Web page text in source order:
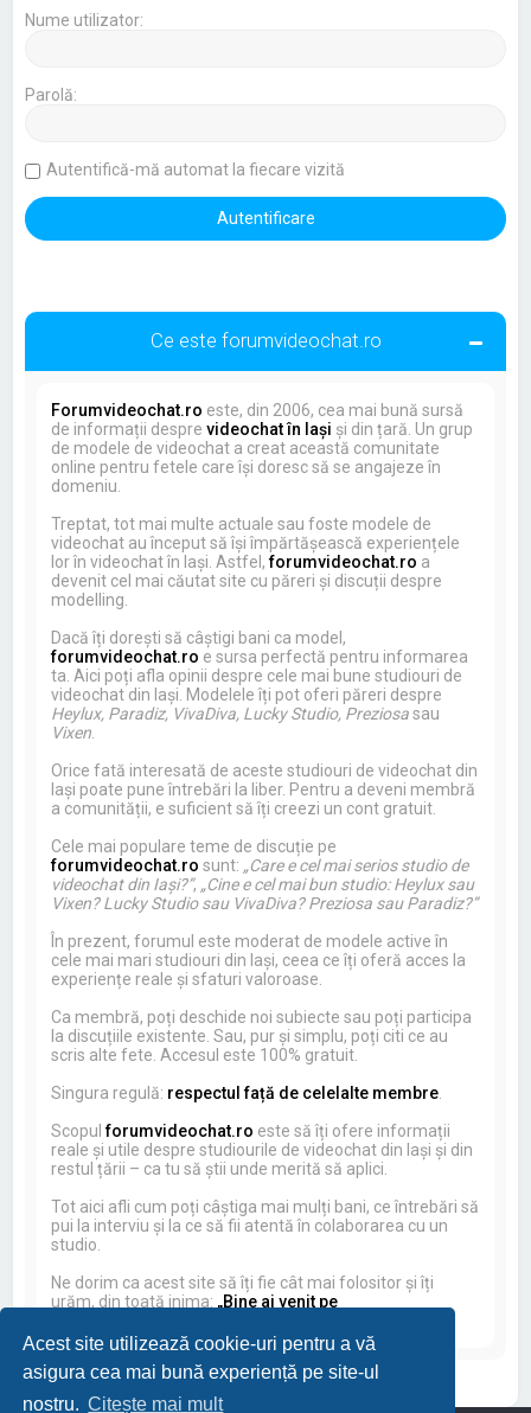
Acest site utilizează cookie-uri pentru a vă
asigura cea mai bună experiență pe site-ul
nostru. Citește mai mult
Nume utilizator:
Parolă:
Autentifică-mă automat la fiecare vizită
Ce este forumvideochat.ro
Forumvideochat.ro este, din 2006, cea mai bună sursă
de informații desprevideochat în Iași și din țară. Un grup
de modele de videochat a creat această comunitate
online pentru fetele care își doresc să se angajeze în
domeniu.
Treptat, tot mai multe actuale sau foste modele de
videochat au început să își împărtășească experiențele
lor în videochat în Iași. Astfel,forumvideochat.ro a
devenit cel mai căutat site cu păreri și discuții despre
modelling.
Dacă îți dorești să câștigi bani ca model,
forumvideochat.ro e sursa perfectă pentru informarea
ta. Aici poți afla opinii despre cele mai bune studiouri de
videochat din Iași. Modelele îți pot oferi păreri despre
Heylux, Paradiz, VivaDiva, Lucky Studio, Preziosasau
Vixen
Orice fată interesată de aceste studiouri de videochat din
Iași poate pune întrebări la liber. Pentru a deveni membră
a comunității, e suficient să îți creezi un cont gratuit.
Cele mai populare teme de discuție pe
forumvideochat.ro sunt: „Care e cel mai serios studio de
videochat din Iași?”, „Cine e cel mai bun studio: Heylux sau
Vixen? Lucky Studio sau VivaDiva? Preziosa sau Paradiz?”
În prezent, forumul este moderat de modele active în
cele mai mari studiouri din Iași, ceea ce îți oferă acces la
experiențe reale și sfaturi valoroase.
Ca membră, poți deschide noi subiecte sau poți participa
la discuțiile existente. Sau, pur și simplu, poți citi ce au
scris alte fete. Accesul este 100% gratuit.
Singura regulă: respectul față de celelalte membre
Scopulforumvideochat.ro este să îți ofere informații
reale și utile despre studiourile de videochat din Iași și din
restul țării – ca tu să știi unde merită să aplici.
Tot aici afli cum poți câștiga mai mulți bani, ce întrebări să
pui la interviu și la ce să fii atentă în colaborarea cu un
studio.
Ne dorim ca acest site să îți fie cât mai folositor și îți
urăm, din toată inima: „Bine ai venit pe